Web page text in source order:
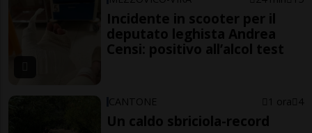
Incidente in scooter per il
deputato leghista Andrea
Censi: positivo all’alcol test
CANTONE 1 ora 4
Un caldo sbriciola-record